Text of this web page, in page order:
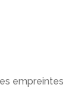
empreintes